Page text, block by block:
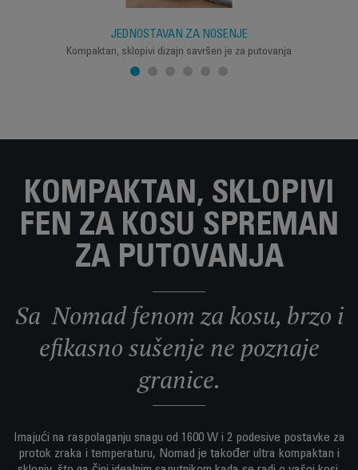
JEDNOSTAVAN ZA NOŠENJE
Kompaktan, sklopivi dizajn savršen je za putovanja
KOMPAKTAN, SKLOPIVI
FEN ZA KOSU SPREMAN
ZA PUTOVANJA
Sa Nomad fenom za kosu, brzo i
efikasno sušenje ne poznaje
granice.
Imajući na raspolaganju snagu od 1600 W i 2 podesive postavke za
protok zraka i temperaturu, Nomad je također ultra kompaktan i